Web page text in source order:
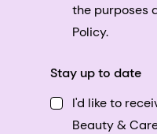
the purposes
Policy.
Stay up to date
I'd like to
Beauty &